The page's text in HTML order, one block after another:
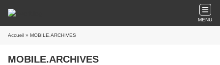
MENU
Accueil » MOBILE.ARCHIVES
MOBILE.ARCHIVES